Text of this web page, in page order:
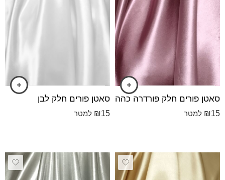
סאטן פורים חלק פורדרה כהה
₪15 למטר
סאטן פורים חלק לבן
₪15 למטר